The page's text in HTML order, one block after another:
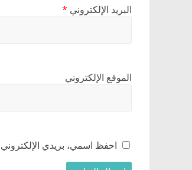
البريد الإلكتروني *
الموقع الإلكتروني
احفظ اسمي، بريدي